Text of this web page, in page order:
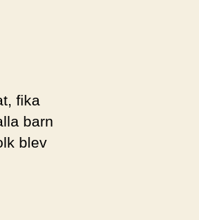
fika
barn
blev